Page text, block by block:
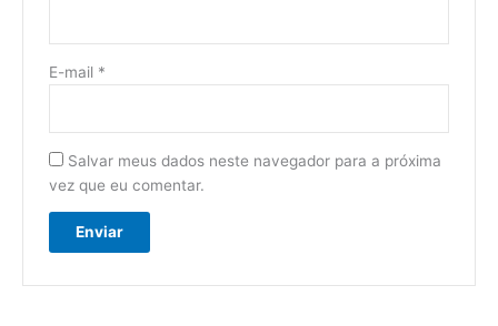
E-mail *
Salvar meus dados neste navegador para a próxima
vez que eu comentar.